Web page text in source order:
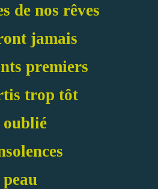
de nos rêves
jamais
premiers
trop tôt